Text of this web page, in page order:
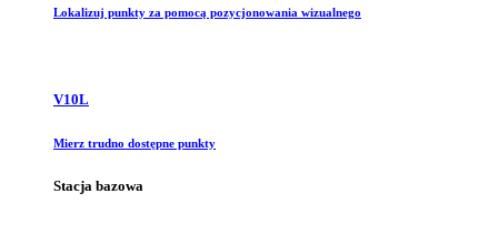
Lokalizuj punkty za pomocą pozycjonowania wizualnego
V10L
Mierz trudno dostępne punkty
Stacja bazowa